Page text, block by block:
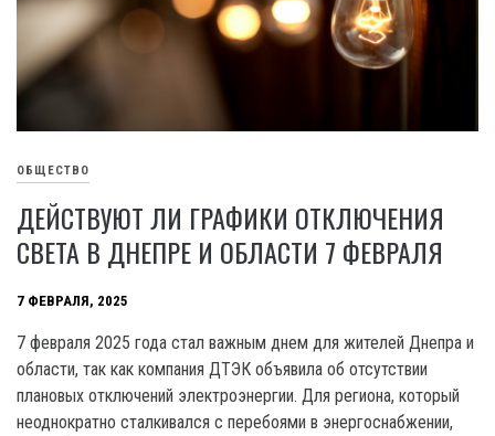
ОБЩЕСТВО
ДЕЙСТВУЮТ ЛИ ГРАФИКИ ОТКЛЮЧЕНИЯ
СВЕТА В ДНЕПРЕ И ОБЛАСТИ 7 ФЕВРАЛЯ
7 ФЕВРАЛЯ, 2025
7 февраля 2025 года стал важным днем для жителей Днепра и
области, так как компания ДТЭК объявила об отсутствии
плановых отключений электроэнергии. Для региона, который
неоднократно сталкивался с перебоями в энергоснабжении,